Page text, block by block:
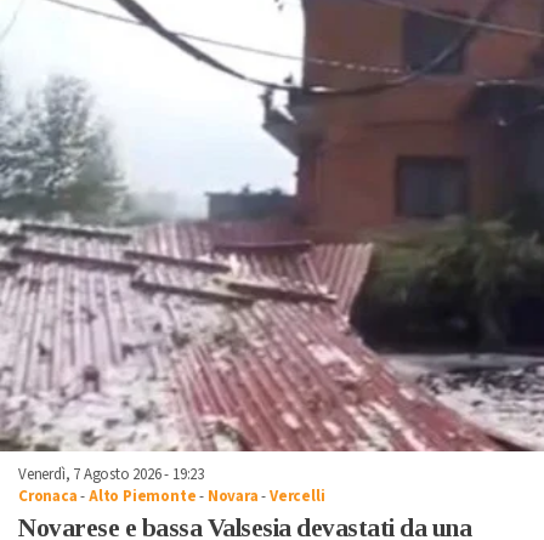
Venerdì, 7 Agosto 2026 - 19:23
Cronaca-Alto Piemonte- Novara-Vercelli
Novarese e bassa Valsesia devastati da una